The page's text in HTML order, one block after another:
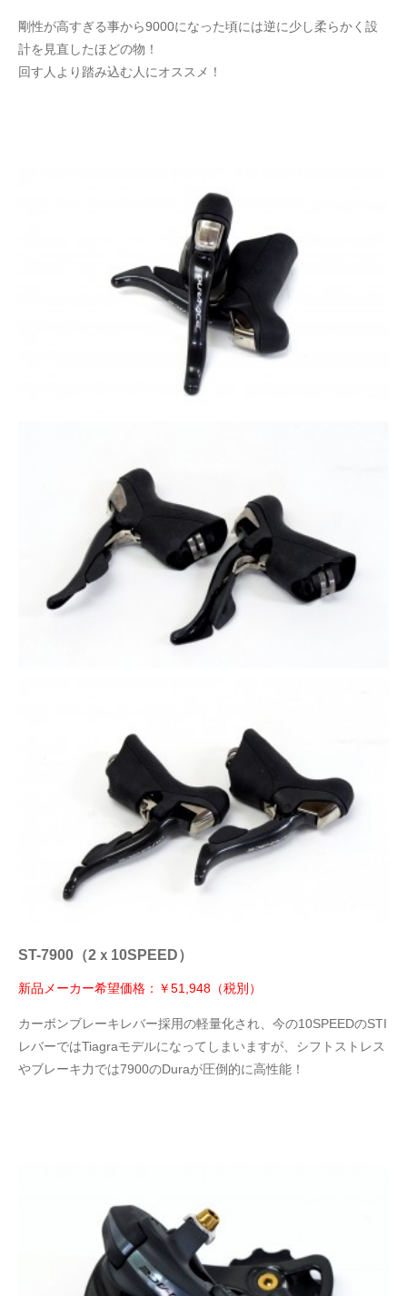
剛性が高すぎる事から9000になった頃には逆に少し柔らかく設
計を見直したほどの物！
回す人より踏み込む人にオススメ！
ST-7900（2ｘ10SPEED）
新品メーカー希望価格：￥51,948（税別）
カーボンブレーキレバー採用の軽量化され、今の10SPEEDのSTI
レバーではTiagraモデルになってしまいますが、シフトストレス
やブレーキ力では7900のDuraが圧倒的に高性能！